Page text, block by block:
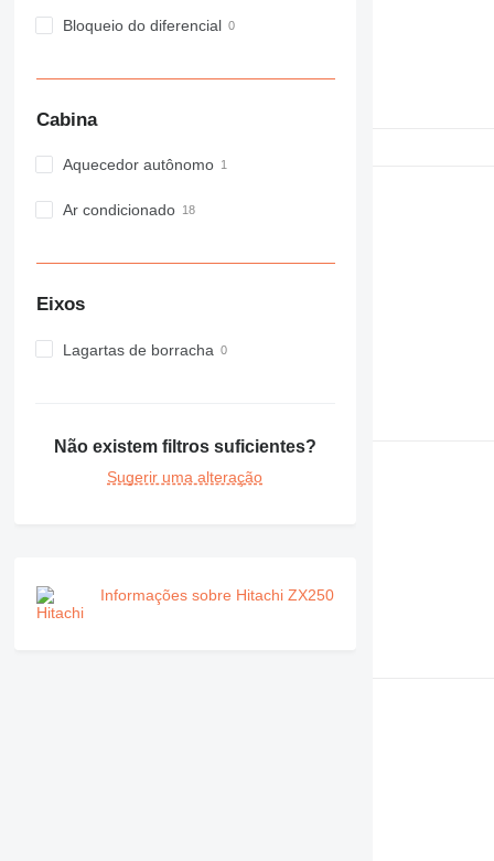
Bloqueio do diferencial
Cabina
Aquecedor autônomo
Ar condicionado
Eixos
Lagartas de borracha
Não existem filtros suficientes?
Sugerir uma alteração
Informações sobre Hitachi ZX250